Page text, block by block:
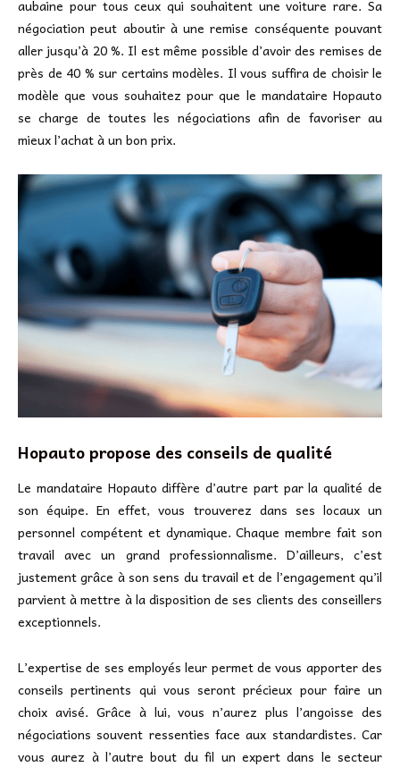
aubaine pour tous ceux qui souhaitent une voiture rare. Sa
négociation peut aboutir à une remise conséquente pouvant
aller jusqu’à 20 %. Il est même possible d’avoir des remises de
près de 40 % sur certains modèles. Il vous suffira de choisir le
modèle que vous souhaitez pour que le mandataire Hopauto
se charge de toutes les négociations afin de favoriser au
mieux l’achat à un bon prix.
Hopauto propose des conseils de qualité
Le mandataire Hopauto diffère d’autre part par la qualité de
son équipe. En effet, vous trouverez dans ses locaux un
personnel compétent et dynamique. Chaque membre fait son
travail avec un grand professionnalisme. D’ailleurs, c’est
justement grâce à son sens du travail et de l’engagement qu’il
parvient à mettre à la disposition de ses clients des conseillers
exceptionnels.
L’expertise de ses employés leur permet de vous apporter des
conseils pertinents qui vous seront précieux pour faire un
choix avisé. Grâce à lui, vous n’aurez plus l’angoisse des
négociations souvent ressenties face aux standardistes. Car
vous aurez à l’autre bout du fil un expert dans le secteur